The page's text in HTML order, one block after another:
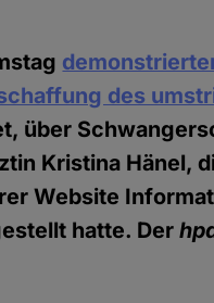
des
über
Kristina Hänel,
Website
hatte. Der